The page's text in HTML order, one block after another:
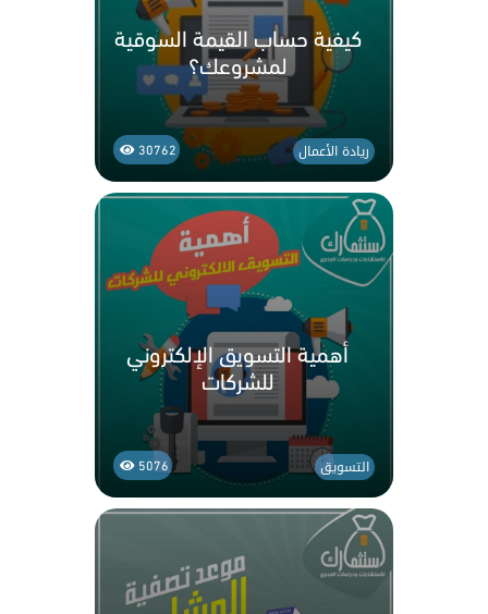
كيفية حساب القيمة السوقية
لمشروعك؟
30762 ريادة الأعمال
أهمية التسويق الإلكتروني
للشركات
5076 التسويق